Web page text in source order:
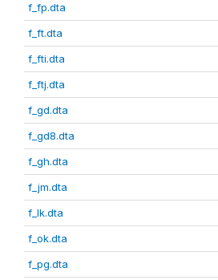
f_fp.dta
f_ft.dta
f_fti.dta
f_ftj.dta
f_gd.dta
f_gd8.dta
f_gh.dta
f_jm.dta
f_lk.dta
f_ok.dta
f_pg.dta